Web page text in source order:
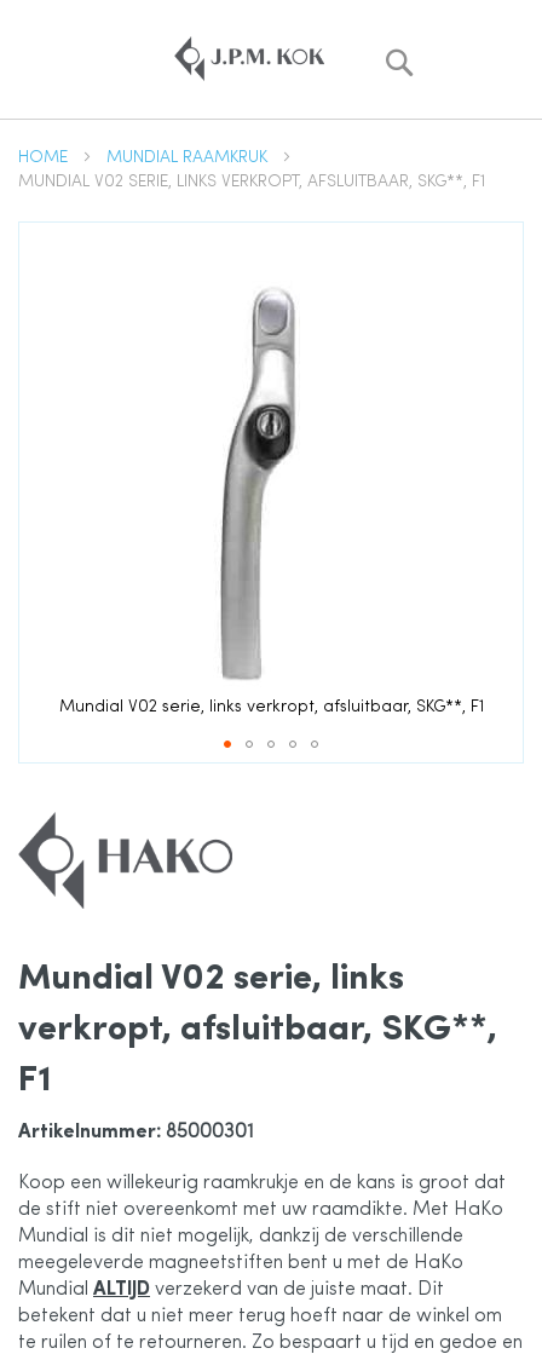
HOME
MUNDIAL RAAMKRUK
MUNDIAL V02 SERIE, LINKS VERKROPT, AFSLUITBAAR, SKG**, F1
Mundial V02 serie, links
verkropt, afsluitbaar, SKG**,
F1
Artikelnummer: 85000301
Koop een willekeurig raamkrukje en de kans is groot dat
de stift niet overeenkomt met uw raamdikte. Met HaKo
Mundial is dit niet mogelijk, dankzij de verschillende
meegeleverde magneetstiften bent u met de HaKo
Mundial ALTIJD verzekerd van de juiste maat. Dit
betekent dat u niet meer terug hoeft naar de winkel om
te ruilen of te retourneren. Zo bespaart u tijd en gedoe en
Mundial V02 serie, links verkropt, afsluitbaar, SKG**, F1
naar
begin
van
de
gallerij